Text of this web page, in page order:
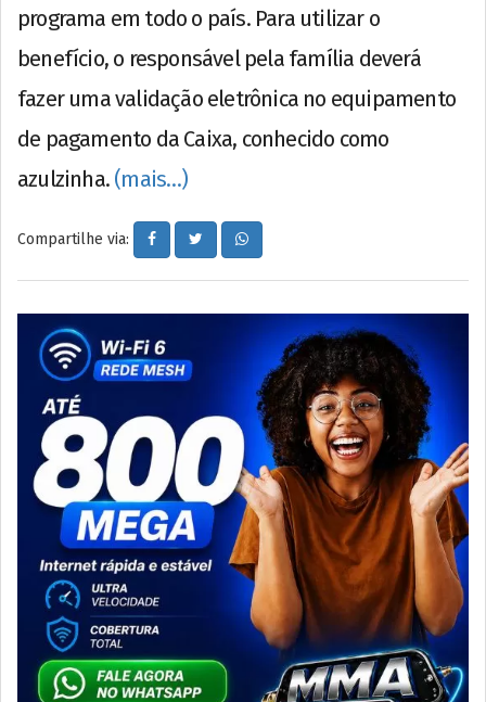
programa em todo o país. Para utilizar o
benefício, o responsável pela família deverá
fazer uma validação eletrônica no equipamento
de pagamento da Caixa, conhecido como
azulzinha. (mais…)
Compartilhe via: